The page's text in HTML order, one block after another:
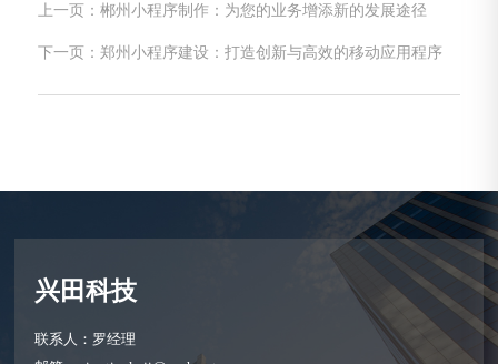
上一页：郴州小程序制作：为您的业务增添新的发展途径
下一页：郑州小程序建设：打造创新与高效的移动应用程序
兴田科技
联系人：罗经理